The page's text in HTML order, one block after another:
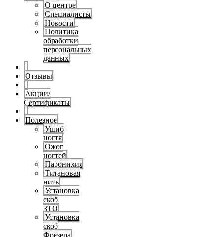
О центре
Специалисты
Новости
Политика
обработки
персональных
данных
|
Отзывы
|
Акции/
Сертификаты
|
Полезное
Ушиб
ногтя
Ожог
ногтей
Паронихия
Титановая
нить
Установка
скоб
ЗТО
Установка
скоб
Фрезера